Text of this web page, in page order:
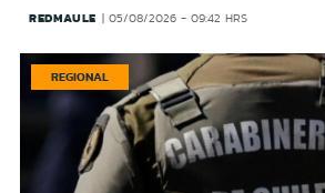
REDMAULE 05/08/2026 - 09:42 HRS
REGIONAL